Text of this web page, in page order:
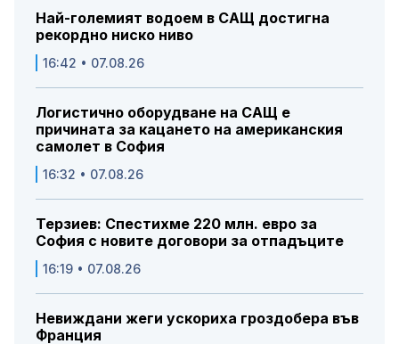
Най-големият водоем в САЩ достигна
рекордно ниско ниво
16:42 • 07.08.26
Логистично оборудване на САЩ е
причината за кацането на американския
самолет в София
16:32 • 07.08.26
Терзиев: Спестихме 220 млн. евро за
София с новите договори за отпадъците
16:19 • 07.08.26
Невиждани жеги ускориха гроздобера във
Франция